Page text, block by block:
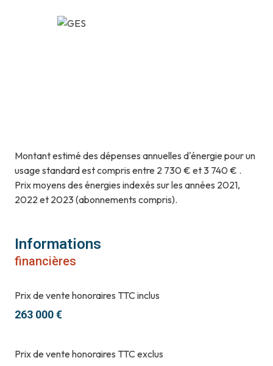
Montant estimé des dépenses annuelles d'énergie pour un
usage standard est compris entre 2 730 € et 3 740 € .
Prix moyens des énergies indexés sur les années 2021,
2022 et 2023 (abonnements compris).
Informations
financières
Prix de vente honoraires TTC inclus
263 000 €
Prix de vente honoraires TTC exclus